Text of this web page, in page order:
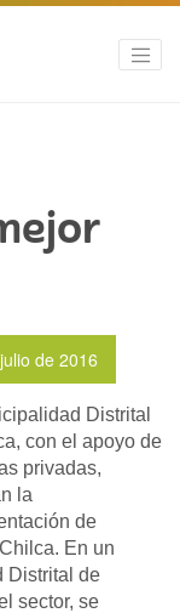
de 2016
Distrital
con el apoyo de
privadas,
la
de
En un
Distrital de
sector, se